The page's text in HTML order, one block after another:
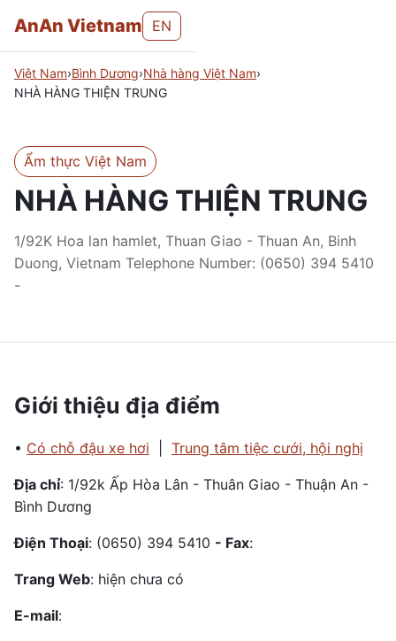
AnAn Vietnam EN
Việt Nam›Bình Dương›Nhà hàng Việt Nam›
NHÀ HÀNG THIỆN TRUNG
Ẩm thực Việt Nam
NHÀ HÀNG THIỆN TRUNG
1/92K Hoa lan hamlet, Thuan Giao - Thuan An, Binh
Duong, Vietnam Telephone Number: (0650) 394 5410
-
Giới thiệu địa điểm
• Có chỗ đậu xe hơi Trung tâm tiệc cưới, hội nghị
Địa chỉ: 1/92k Ấp Hòa Lân - Thuân Giao - Thuận An -
Bình Dương
Điện Thoại: (0650) 394 5410 - Fax:
Trang Web: hiện chưa có
E-mail: